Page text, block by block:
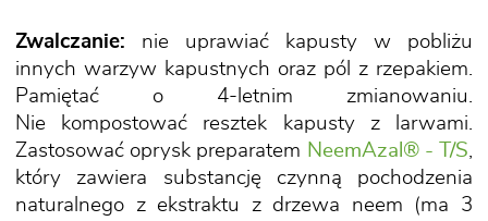
Zwalczanie: nie uprawiać kapusty w pobliżu
innych warzyw kapustnych oraz pól z rzepakiem.
Pamiętać o 4-letnim zmianowaniu.
Nie kompostować resztek kapusty z larwami.
Zastosować oprysk preparatem NeemAzal® - T/S,
który zawiera substancję czynną pochodzenia
naturalnego z ekstraktu z drzewa neem (ma 3